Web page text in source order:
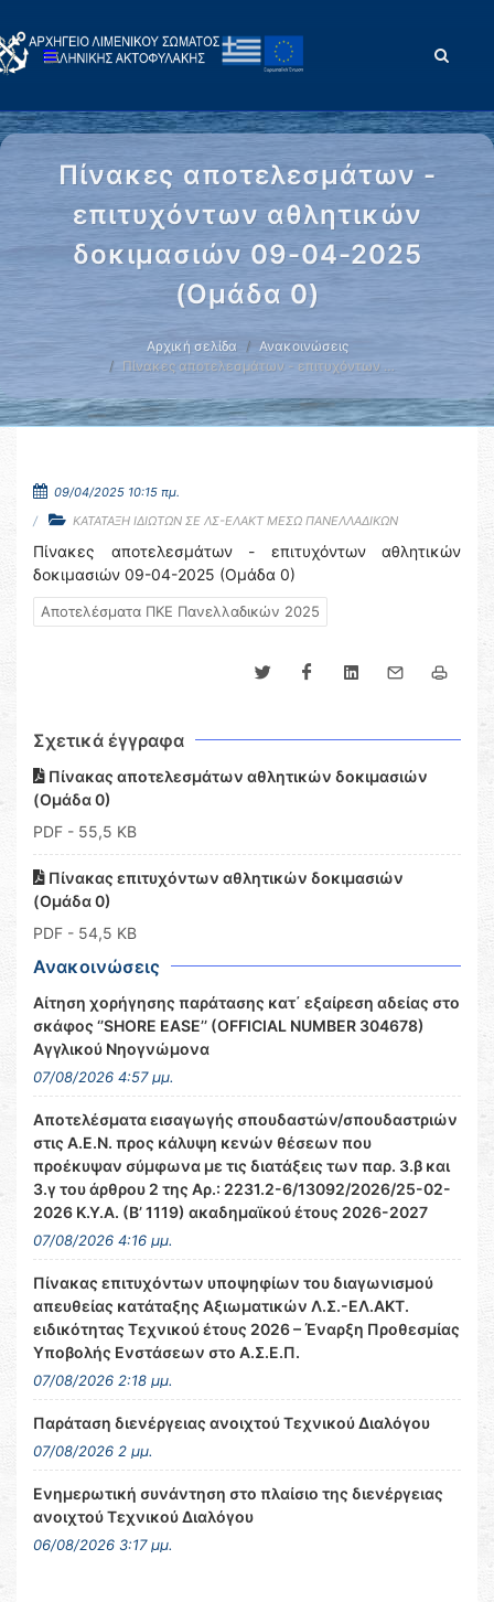
Πίνακες αποτελεσμάτων -
επιτυχόντων αθλητικών
δοκιμασιών 09-04-2025
(Oμάδα 0)
Αρχική σελίδα
Ανακοινώσεις
Πίνακες αποτελεσμάτων - επιτυχόντων …
09/04/2025 10:15 πμ.
ΚΑΤΑΤΑΞΗ ΙΔΙΩΤΩΝ ΣΕ ΛΣ-ΕΛΑΚΤ ΜΕΣΩ ΠΑΝΕΛΛΑΔΙΚΩΝ
Πίνακες αποτελεσμάτων - επιτυχόντων αθλητικών
δοκιμασιών 09-04-2025 (Oμάδα 0)
Αποτελέσματα ΠΚΕ Πανελλαδικών 2025
Σχετικά έγγραφα
Πίνακας αποτελεσμάτων αθλητικών δοκιμασιών
(Oμάδα 0)
PDF - 55,5 KB
Πίνακας επιτυχόντων αθλητικών δοκιμασιών
(Oμάδα 0)
PDF - 54,5 KB
Ανακοινώσεις
Αίτηση χορήγησης παράτασης κατ΄ εξαίρεση αδείας στο
σκάφος ‘’SHORE EASE’’ (OFFICIAL NUMBER 304678)
Αγγλικού Νηογνώμονα
07/08/2026 4:57 μμ.
Αποτελέσματα εισαγωγής σπουδαστών/σπουδαστριών
στις Α.Ε.Ν. προς κάλυψη κενών θέσεων που
προέκυψαν σύμφωνα με τις διατάξεις των παρ. 3.β και
3.γ του άρθρου 2 της Αρ.: 2231.2-6/13092/2026/25-02-
2026 Κ.Υ.Α. (Β’ 1119) ακαδημαϊκού έτους 2026-2027
07/08/2026 4:16 μμ.
Πίνακας επιτυχόντων υποψηφίων του διαγωνισμού
απευθείας κατάταξης Αξιωματικών Λ.Σ.-ΕΛ.ΑΚΤ.
ειδικότητας Τεχνικού έτους 2026 – Έναρξη Προθεσμίας
Υποβολής Ενστάσεων στο Α.Σ.Ε.Π.
07/08/2026 2:18 μμ.
Παράταση διενέργειας ανοιχτού Τεχνικού Διαλόγου
07/08/2026 2 μμ.
Ενημερωτική συνάντηση στο πλαίσιο της διενέργειας
ανοιχτού Τεχνικού Διαλόγου
06/08/2026 3:17 μμ.